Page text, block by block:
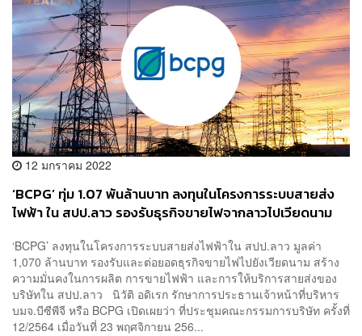
12 มกราคม 2022
‘BCPG’ ทุ่ม 1.07 พันล้านบาท ลงทุนในโครงการระบบสายส่ง
ไฟฟ้า ใน สปป.ลาว รองรับธุรกิจขายไฟจากลาวไปเวียดนาม
‘BCPG’ ลงทุนในโครงการระบบสายส่งไฟฟ้าใน สปป.ลาว มูลค่า
1,070 ล้านบาท รองรับและต่อยอดธุรกิจขายไฟไปยังเวียดนาม สร้าง
ความมั่นคงในการผลิต การขายไฟฟ้า และการให้บริการสายส่งของ
บริษัทใน สปป.ลาว นิวัติ อดิเรก รักษาการประธานเจ้าหน้าที่บริหาร
บมจ.บีซีพีจี หรือ BCPG เปิดเผยว่า ที่ประชุมคณะกรรมการบริษัท ครั้งที่
12/2564 เมื่อวันที่ 23 พฤศจิกายน 256...